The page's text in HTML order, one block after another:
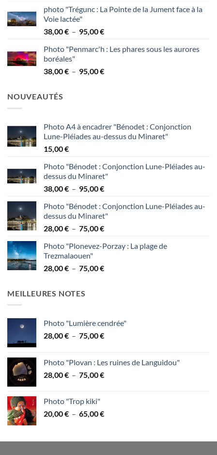
prix :
à
photo "Trégunc : La Pointe de la Jument face à la
Voie lactée"
38,00€ – 95,00€Plage
prix :
à
Photo "Penmarc'h : Les phares sous les aurores
boréales"
38,00€ – 95,00€Plage
NOUVEAUTÉS
Photo A4 à encadrer "Bénodet : Conjonction
Lune-Pléiades au-dessus du Minaret"
15,00€
Photo "Bénodet : Conjonction Lune-Pléiades au-
dessus du Minaret"
38,00€ – 95,00€Plage
prix :
38,00 €
à
Photo "Bénodet : Conjonction Lune-Pléiades au-
dessus du Minaret"
28,00€ – 75,00€Plage
prix :
à
Photo "Plonevez-Porzay : La plage de
Trezmalaouen"
28,00€ – 75,00€Plage
75,00 €
MEILLEURES NOTES
Photo "Lumière cendrée"
28,00€ – 75,00€Plage
28,00 €
à
Photo "Plovan : Les ruines de Languidou"
28,00€ – 75,00€Plage
à
Photo "Trop kiki"
20,00€ – 65,00€Plage
20,00 €